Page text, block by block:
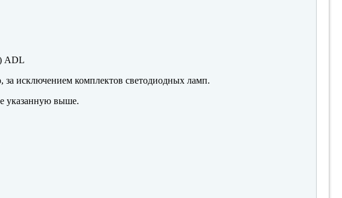
ADL
за исключением комплектов светодиодных ламп.
указанную выше.